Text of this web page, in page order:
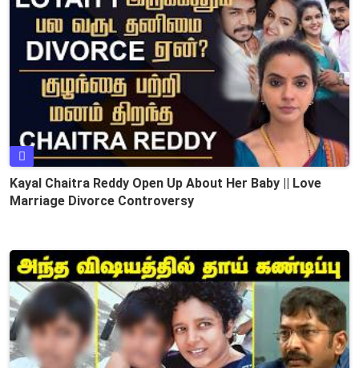
Kayal Chaitra Reddy Open Up About Her Baby || Love
Marriage Divorce Controversy